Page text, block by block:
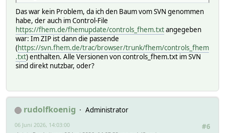
Das war kein Problem, da ich den Baum vom SVN genommen
habe, der auch im Control-File
https://fhem.de/fhemupdate/controls_fhem.txtangegeben
war: Im ZIP ist dann die passende
(https://svn.fhem.de/trac/browser/trunk/fhem/controls_fhem
.txt) enthalten. Alle Versionen von controls_fhem.txt im SVN
sind direkt nutzbar, oder?
rudolfkoenig
Administrator
#6
06 Juni 2026, 14:03:00